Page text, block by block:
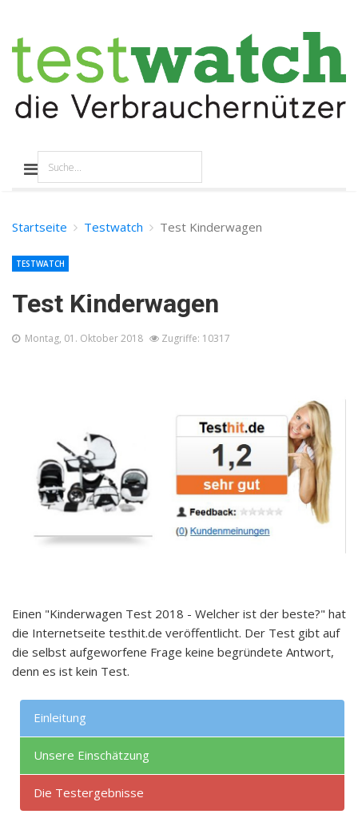
Startseite Testwatch Test Kinderwagen
Test Kinderwagen
TESTWATCH
Montag, 01. Oktober 2018 Zugriffe: 10317
Einen "Kinderwagen Test 2018 - Welcher ist der beste?" hat
die Internetseite testhit.de veröffentlicht. Der Test gibt auf
die selbst aufgeworfene Frage keine begründete Antwort,
denn es ist kein Test.
Einleitung
Unsere Einschätzung
Die Testergebnisse